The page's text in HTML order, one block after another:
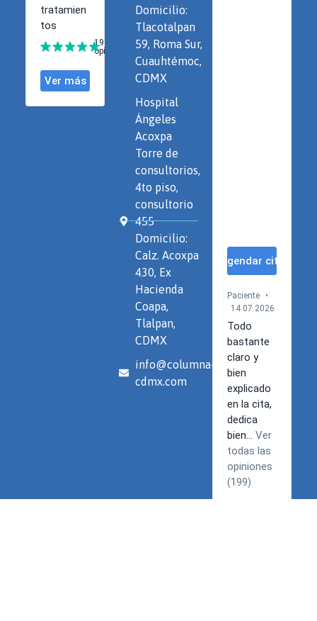
Domicilio:
Tlacotalpan
59, Roma Sur,
Cuauhtémoc,
CDMX
Hospital
Ángeles
Acoxpa
Torre de
consultorios,
4to piso,
consultorio
455
Domicilio:
Calz. Acoxpa
430, Ex
Hacienda
Coapa,
Tlalpan,
CDMX
info@columna-
cdmx.com